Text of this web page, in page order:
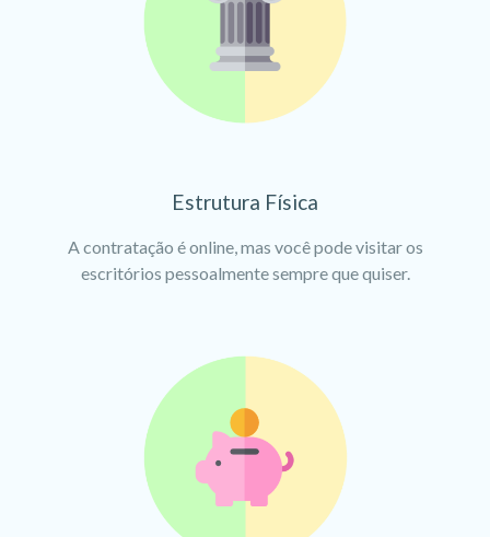
Estrutura Física
A contratação é online, mas você pode visitar os
escritórios pessoalmente sempre que quiser.